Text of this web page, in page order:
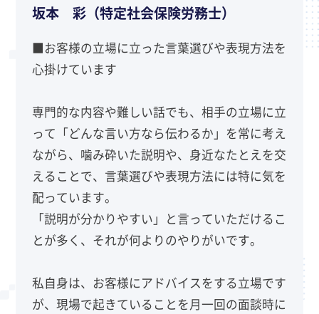
坂本 彩（特定社会保険労務士）
■お客様の立場に立った言葉選びや表現方法を
心掛けています
専門的な内容や難しい話でも、相手の立場に立
って「どんな言い方なら伝わるか」を常に考え
ながら、噛み砕いた説明や、身近なたとえを交
えることで、言葉選びや表現方法には特に気を
配っています。
「説明が分かりやすい」と言っていただけるこ
とが多く、それが何よりのやりがいです。
私自身は、お客様にアドバイスをする立場です
が、現場で起きていることを月一回の面談時に